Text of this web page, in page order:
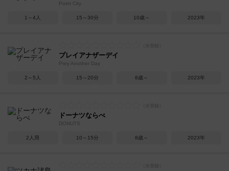
Point City
1～4人 15～30分 10歳～ 2023年
プレイアナザーデイ
Prey Another Day
2～5人 15～20分 8歳～ 2023年
ドーナツならべ
DONUTS
2人用 10～15分 8歳～ 2023年